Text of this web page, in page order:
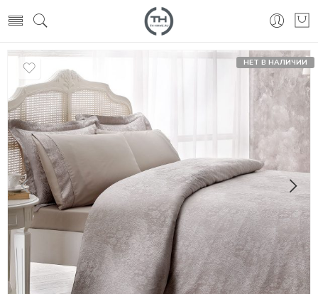
НЕТ В НАЛИЧИИ